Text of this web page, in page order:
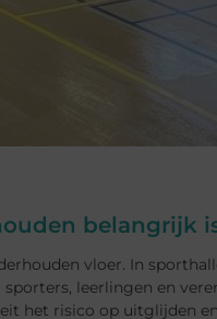
belangrijk
vloer. In
leerlingen en
het risico op uitglijden